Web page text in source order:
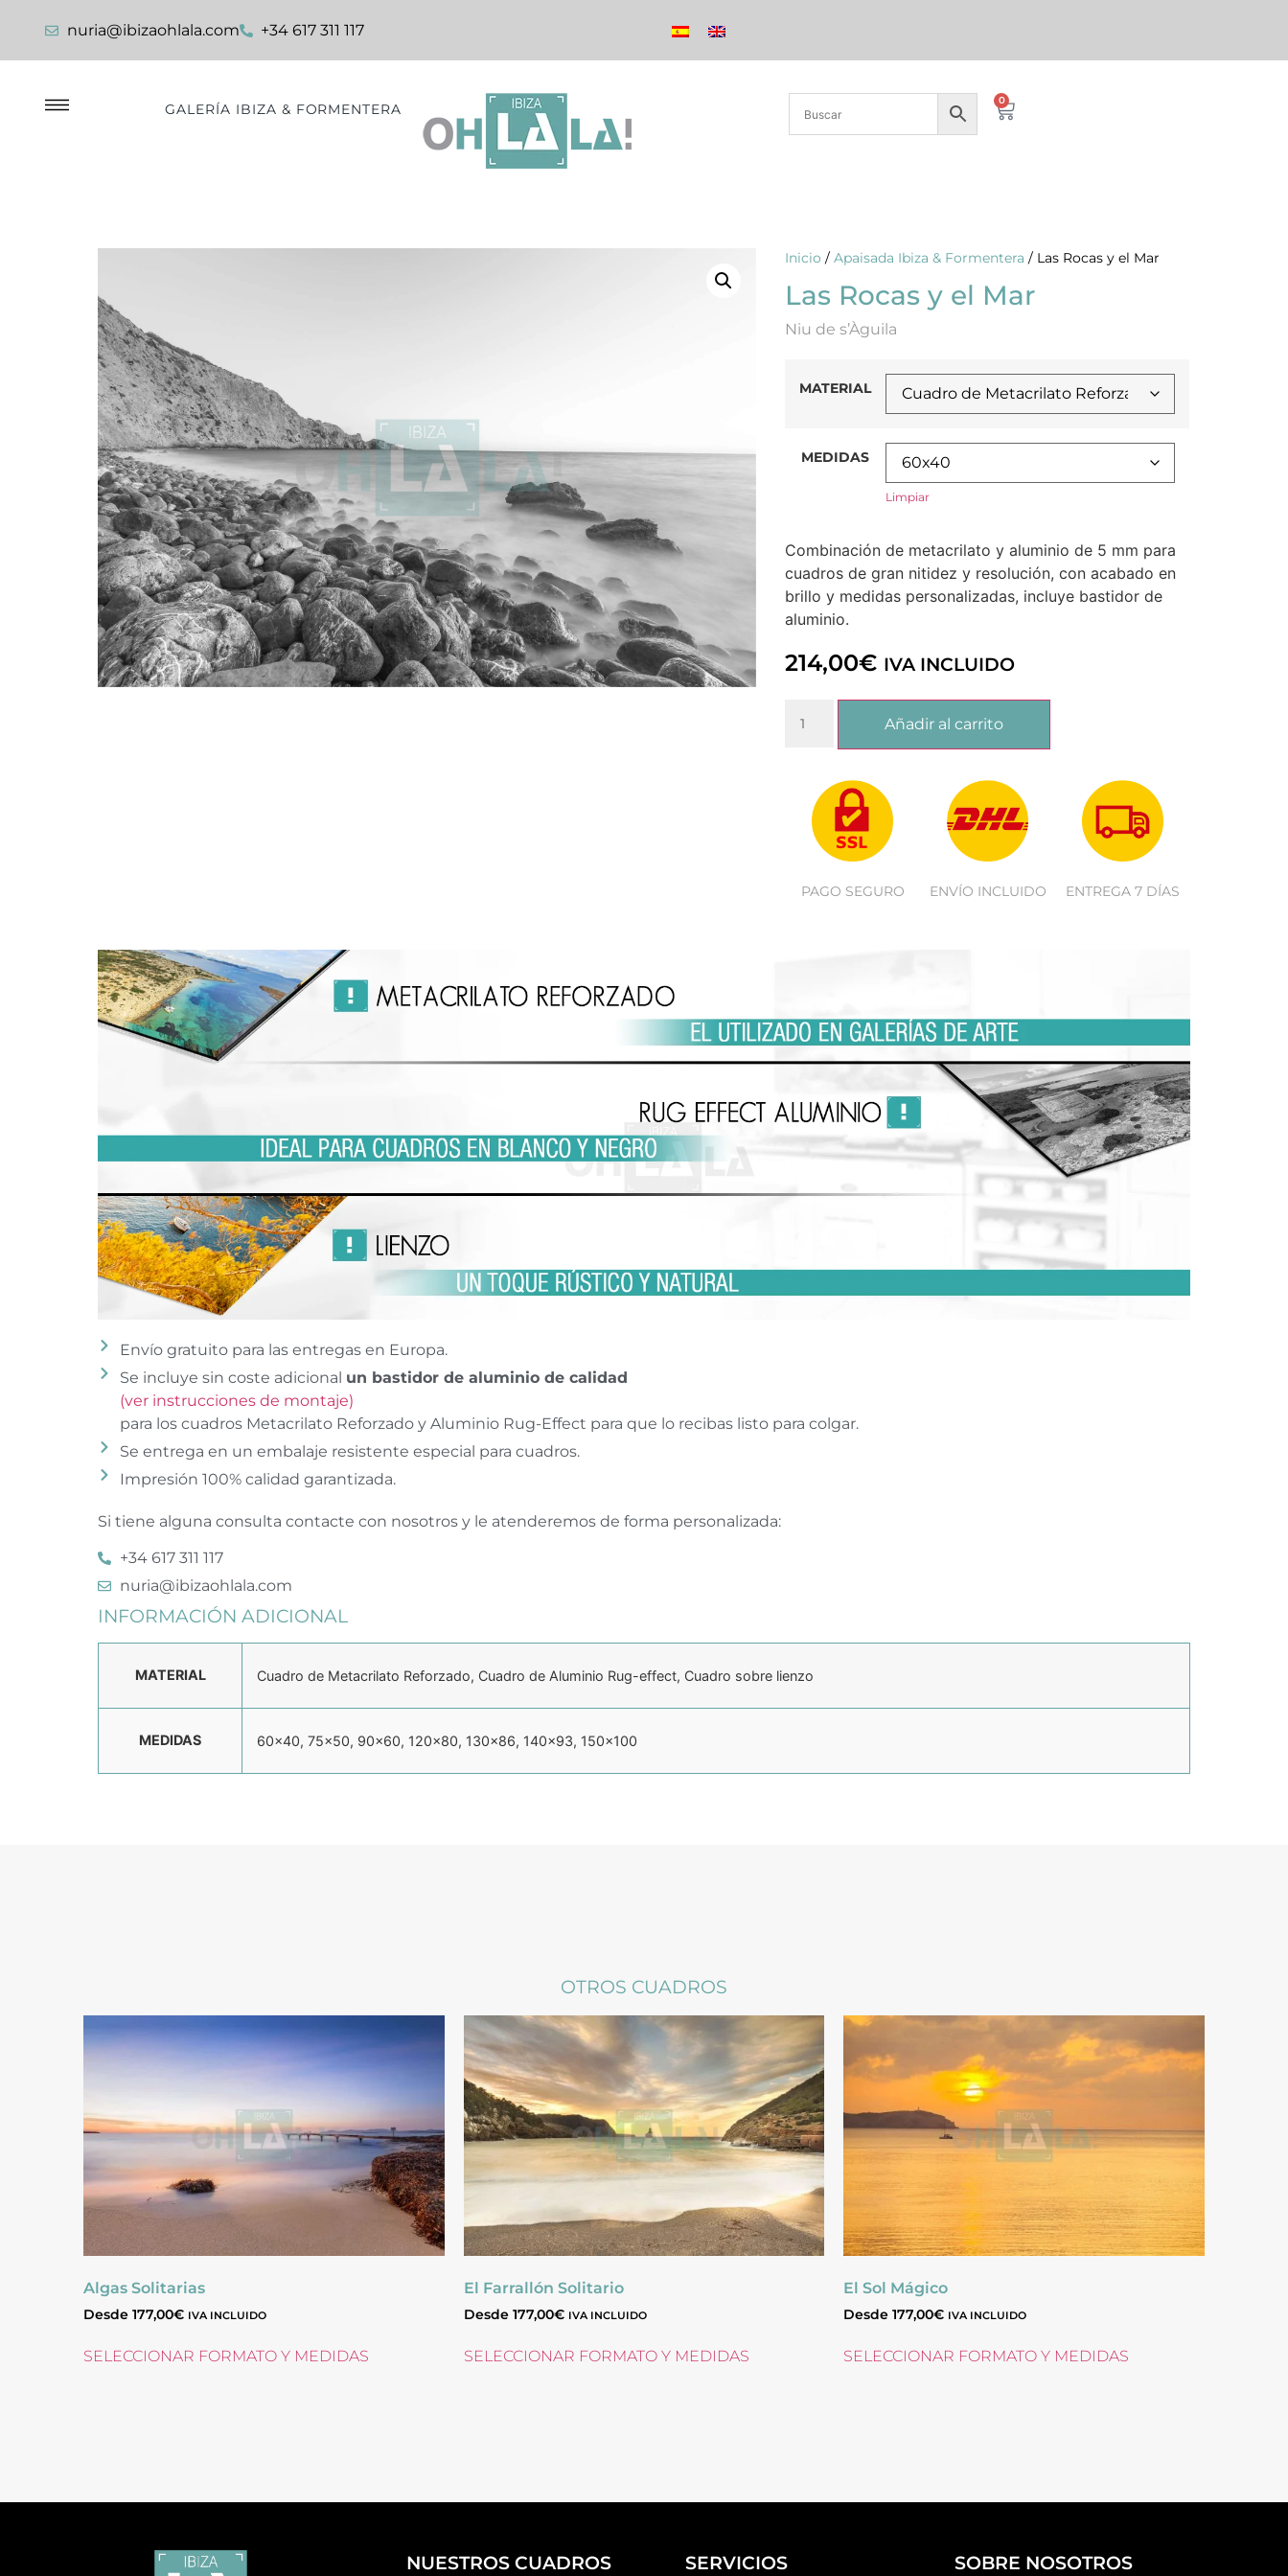
nuria@ibizaohlala.com +34 617 311 117
GALERÍA IBIZA & FORMENTERA
0
Inicio /Apaisada Ibiza & Formentera / Las Rocas y el Mar
Las Rocas y el Mar
Niu de s’Àguila
MATERIAL
MEDIDAS
Limpiar
Combinación de metacrilato y aluminio de 5 mm para
cuadros de gran nitidez y resolución, con acabado en
brillo y medidas personalizadas, incluye bastidor de
aluminio.
214,00€ IVA INCLUIDO
Añadir al carrito
PAGO SEGURO ENVÍO INCLUIDO ENTREGA 7 DÍAS
Envío gratuito para las entregas en Europa.
Se incluye sin coste adicional un bastidor de aluminio de calidad
(ver instrucciones de montaje)
para los cuadros Metacrilato Reforzado y Aluminio Rug-Effect para que lo recibas listo para colgar.
Se entrega en un embalaje resistente especial para cuadros.
Impresión 100% calidad garantizada.
Si tiene alguna consulta contacte con nosotros y le atenderemos de forma personalizada:
+34 617 311 117
nuria@ibizaohlala.com
INFORMACIÓN ADICIONAL
MATERIAL Cuadro de Metacrilato Reforzado, Cuadro de Aluminio Rug-effect, Cuadro sobre lienzo
MEDIDAS 60×40, 75×50, 90×60, 120×80, 130×86, 140×93, 150×100
OTROS CUADROS
Algas Solitarias
Desde 177,00€ IVA INCLUIDO
SELECCIONAR FORMATO Y MEDIDAS
El Farrallón Solitario
Desde 177,00€ IVA INCLUIDO
SELECCIONAR FORMATO Y MEDIDAS
El Sol Mágico
Desde 177,00€ IVA INCLUIDO
SELECCIONAR FORMATO Y MEDIDAS
NUESTROS CUADROS SERVICIOS SOBRE NOSOTROS